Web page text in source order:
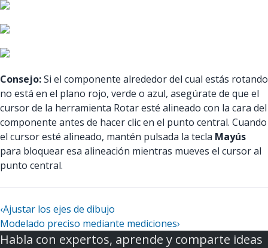
Consejo:Si el componente alrededor del cual estás rotando
no está en el plano rojo, verde o azul, asegúrate de que el
cursor de la herramienta Rotar esté alineado con la cara del
componente antes de hacer clic en el punto central. Cuando
el cursor esté alineado, mantén pulsada la tecla Mayús
para bloquear esa alineación mientras mueves el cursor al
punto central.
‹Ajustar los ejes de dibujo
Modelado preciso mediante mediciones›
Habla con expertos, aprende y comparte ideas